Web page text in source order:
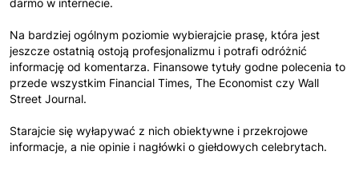
darmo w internecie.
Na bardziej ogólnym poziomie wybierajcie prasę, która jest
jeszcze ostatnią ostoją profesjonalizmu i potrafi odróżnić
informację od komentarza. Finansowe tytuły godne polecenia to
przede wszystkim Financial Times, The Economist czy Wall
Street Journal.
Starajcie się wyłapywać z nich obiektywne i przekrojowe
informacje, a nie opinie i nagłówki o giełdowych celebrytach.